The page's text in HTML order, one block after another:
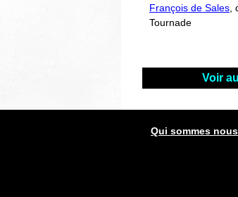
François de Sales,
Tournade
Voir
Qui sommes